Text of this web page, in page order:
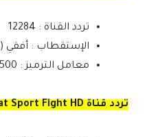
تردد القناة : 12284
الإستقطاب : أفقي ( H )
معامل الترميز : 27500
تردد قناة Polsat Sport Fight HD على الاوروبي